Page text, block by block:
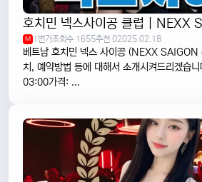
M 1번가조회수 1655추천 02025.02.18
베트남 호치민 넥스 사이공 (NEXX
치, 예약방법 등에 대해서 소개시켜드리겠습
03:00가격: ...